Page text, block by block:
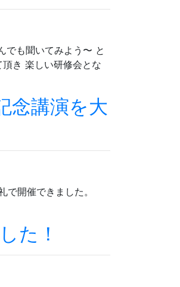
でも聞いてみよう〜 と
き 楽しい研修会とな
念講演を大
で開催できました。
た！